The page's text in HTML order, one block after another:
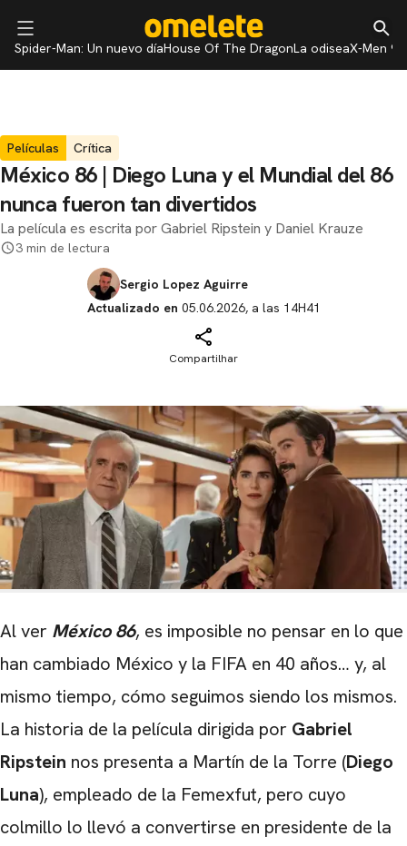
Spider-Man: Un nuevo díaHouse Of The DragonLa odiseaX-Men 97
Películas Crítica
México 86 | Diego Luna y el Mundial del 86
nunca fueron tan divertidos
La película es escrita por Gabriel Ripstein y Daniel Krauze
3 min de lectura
Sergio Lopez Aguirre
Actualizado en 05.06.2026, a las 14H41
Compartilhar
Al ver México 86, es imposible no pensar en lo que
han cambiado México y la FIFA en 40 años… y, al
mismo tiempo, cómo seguimos siendo los mismos.
La historia de la película dirigida por Gabriel
Ripstein nos presenta a Martín de la Torre (Diego
Luna), empleado de la Femexfut, pero cuyo
colmillo lo llevó a convertirse en presidente de la